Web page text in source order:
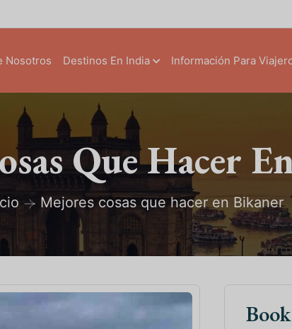
Nosotros Destinos En India Información Para
Que Hacer
Mejores cosas que hacer en Bikaner